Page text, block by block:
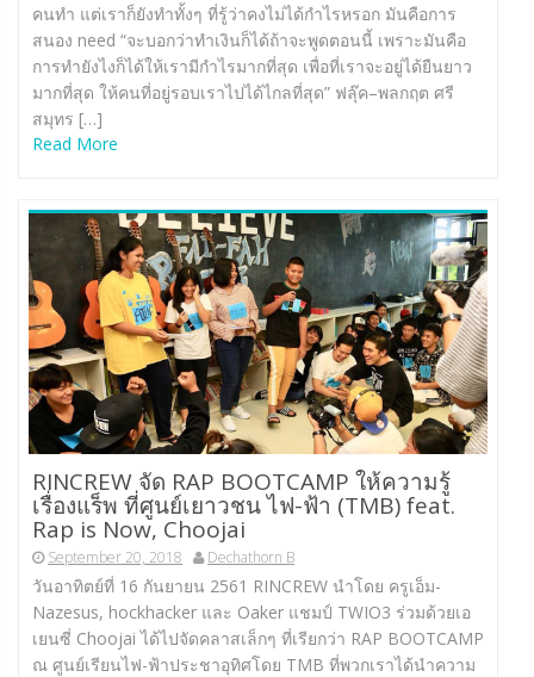
คนทำ แต่เราก็ยังทำทั้งๆ ที่รู้ว่าคงไม่ได้กำไรหรอก มันคือการ
สนอง need “จะบอกว่าทำเงินก็ได้ถ้าจะพูดตอนนี้ เพราะมันคือ
การทำยังไงก็ได้ให้เรามีกำไรมากที่สุด เพื่อที่เราจะอยู่ได้ยืนยาว
มากที่สุด ให้คนที่อยู่รอบเราไปได้ไกลที่สุด” ฟลุ๊ค–พลกฤต ศรี
สมุทร […]
Read More
RINCREW จัด RAP BOOTCAMP ให้ความรู้
เรื่องแร็พ ที่ศูนย์เยาวชน ไฟ-ฟ้า (TMB) feat.
Rap is Now, Choojai
September 20, 2018 Dechathorn B
วันอาทิตย์ที่ 16 กันยายน 2561 RINCREW นำโดย ครูเอ็ม-
Nazesus, hockhacker และ Oaker แชมป์ TWIO3 ร่วมด้วยเอ
เยนซี่ Choojai ได้ไปจัดคลาสเล็กๆ ที่เรียกว่า RAP BOOTCAMP
ณ ศูนย์เรียนไฟ-ฟ้าประชาอุทิศโดย TMB ที่พวกเราได้นำความ